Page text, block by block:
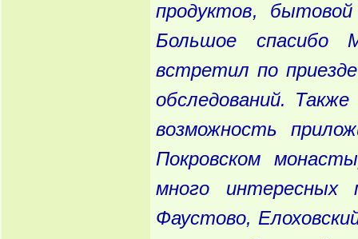
продуктов,
Большое спасибо
встретил по
обследований.
возможность
Покровском
много интересных
Фаустово,